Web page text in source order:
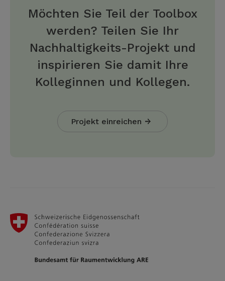
Möchten Sie Teil der Toolbox
werden? Teilen Sie Ihr
Nachhaltigkeits-Projekt und
inspirieren Sie damit Ihre
Kolleginnen und Kollegen.
Projekt einreichen